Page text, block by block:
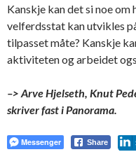
Kanskje kan det si noe
velferdsstat kan utvikles
tilpasset måte? Kanskje
aktiviteten og arbeidet
–> Arve Hjelseth, Knut
skriver fast i Panorama.
Messenger Share